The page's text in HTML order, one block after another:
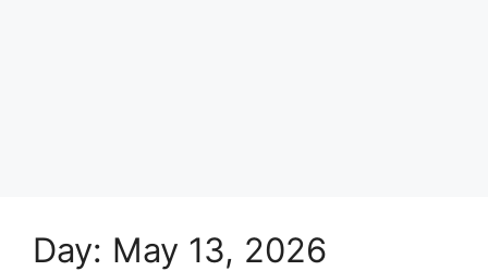
Day: May 13, 2026